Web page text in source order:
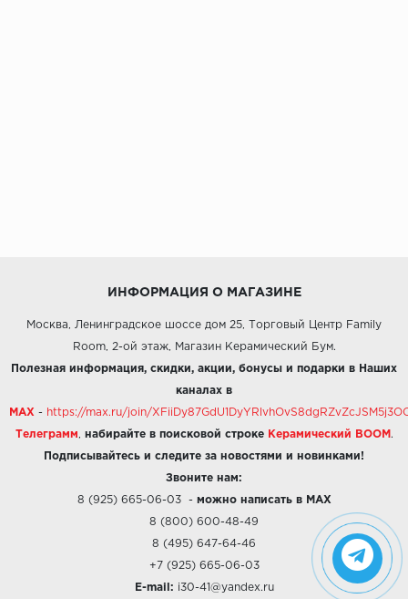
ИНФОРМАЦИЯ О МАГАЗИНЕ
Москва, Ленинградское шоссе дом 25, Торговый Центр Family
Room, 2-ой этаж, Магазин Керамический Бум.
Полезная информация, скидки, акции, бонусы и подарки в Наших
каналах в
MAX - https://max.ru/join/
Телеграмм набирайте в поисковой строке Керамический BOOM .
Подписывайтесь и следите за новостями и новинками!
Звоните нам:
8 (925) 665-06-03- можно написать в MAX
8 (800) 600-48-49
8 (495) 647-64-46
+7 (925) 665-06-03
E-mail: i30-41@yandex.ru